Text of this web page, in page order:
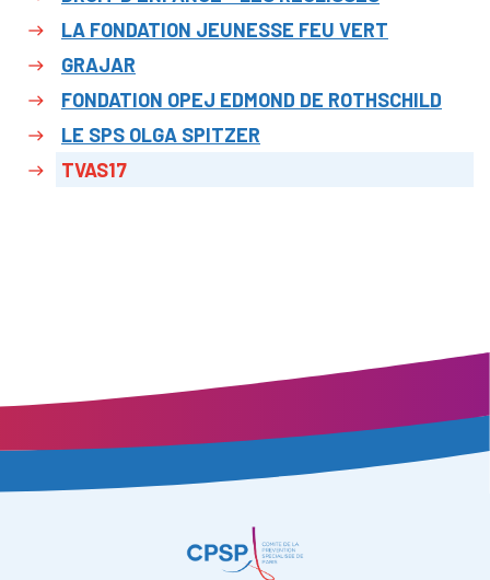
LA FONDATION JEUNESSE FEU VERT
GRAJAR
FONDATION OPEJ EDMOND DE ROTHSCHILD
LE SPS OLGA SPITZER
TVAS17